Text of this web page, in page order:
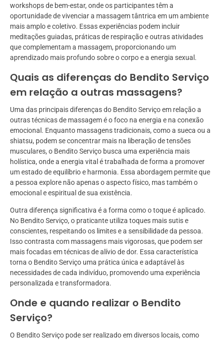
workshops de bem-estar, onde os participantes têm a
oportunidade de vivenciar a massagem tântrica em um ambiente
mais amplo e coletivo. Essas experiências podem incluir
meditações guiadas, práticas de respiração e outras atividades
que complementam a massagem, proporcionando um
aprendizado mais profundo sobre o corpo e a energia sexual.
Quais as diferenças do Bendito Serviço
em relação a outras massagens?
Uma das principais diferenças do Bendito Serviço em relação a
outras técnicas de massagem é o foco na energia e na conexão
emocional. Enquanto massagens tradicionais, como a sueca ou a
shiatsu, podem se concentrar mais na liberação de tensões
musculares, o Bendito Serviço busca uma experiência mais
holística, onde a energia vital é trabalhada de forma a promover
um estado de equilíbrio e harmonia. Essa abordagem permite que
a pessoa explore não apenas o aspecto físico, mas também o
emocional e espiritual de sua existência.
Outra diferença significativa é a forma como o toque é aplicado.
No Bendito Serviço, o praticante utiliza toques mais sutis e
conscientes, respeitando os limites e a sensibilidade da pessoa.
Isso contrasta com massagens mais vigorosas, que podem ser
mais focadas em técnicas de alívio de dor. Essa característica
torna o Bendito Serviço uma prática única e adaptável às
necessidades de cada indivíduo, promovendo uma experiência
personalizada e transformadora.
Onde e quando realizar o Bendito
Serviço?
O Bendito Serviço pode ser realizado em diversos locais, como